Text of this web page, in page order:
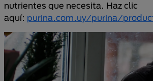
nutrientes que necesita. Haz clic
aquí: purina.com.uy/purina/